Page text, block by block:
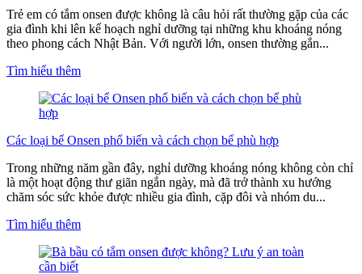
Trẻ em có tắm onsen được không là câu hỏi rất thường gặp của các
gia đình khi lên kế hoạch nghỉ dưỡng tại những khu khoáng nóng
theo phong cách Nhật Bản. Với người lớn, onsen thường gắn...
Tìm hiểu thêm
Các loại bể Onsen phổ biến và cách chọn bể phù hợp
Trong những năm gần đây, nghỉ dưỡng khoáng nóng không còn chỉ
là một hoạt động thư giãn ngắn ngày, mà đã trở thành xu hướng
chăm sóc sức khỏe được nhiều gia đình, cặp đôi và nhóm du...
Tìm hiểu thêm